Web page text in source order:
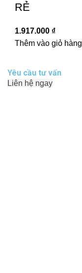
RẺ
1.917.000 ₫
Thêm vào giỏ hàng
Yêu cầu tư vấn
Liên hệ ngay